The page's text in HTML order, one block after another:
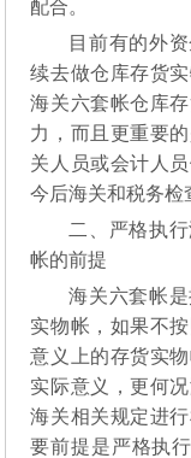
配合。
目前有的外
续去做仓库存货
海关六套帐仓库
力，而且更重要
关人员或会计人
今后海关和税务检
二、严格执
帐的前提
海关六套帐
实物帐，如果不
意义上的存货实
实际意义，更何
海关相关规定进
要前提是严格执